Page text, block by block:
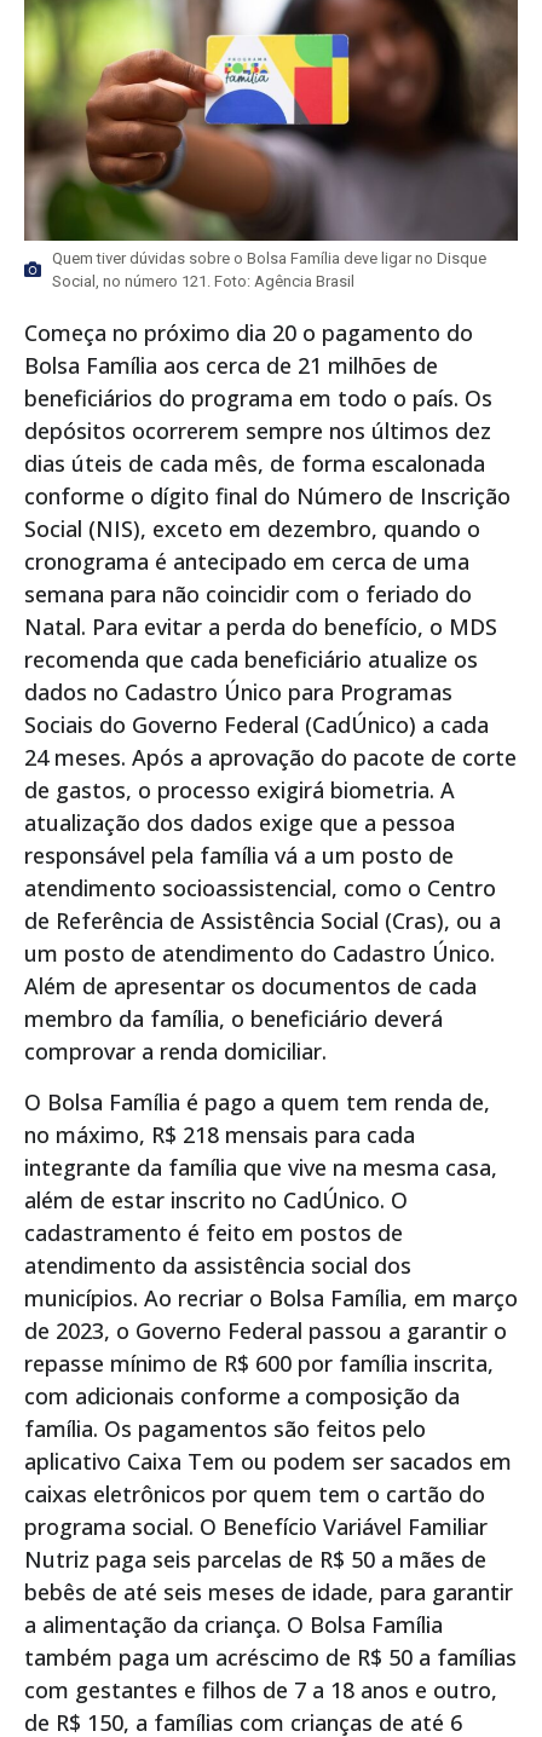
Quem tiver dúvidas sobre o Bolsa Família deve ligar no Disque
Social, no número 121. Foto: Agência Brasil
Começa no próximo dia 20 o pagamento do
Bolsa Família aos cerca de 21 milhões de
beneficiários do programa em todo o país. Os
depósitos ocorrerem sempre nos últimos dez
dias úteis de cada mês, de forma escalonada
conforme o dígito final do Número de Inscrição
Social (NIS), exceto em dezembro, quando o
cronograma é antecipado em cerca de uma
semana para não coincidir com o feriado do
Natal. Para evitar a perda do benefício, o MDS
recomenda que cada beneficiário atualize os
dados no Cadastro Único para Programas
Sociais do Governo Federal (CadÚnico) a cada
24 meses. Após a aprovação do pacote de corte
de gastos, o processo exigirá biometria. A
atualização dos dados exige que a pessoa
responsável pela família vá a um posto de
atendimento socioassistencial, como o Centro
de Referência de Assistência Social (Cras), ou a
um posto de atendimento do Cadastro Único.
Além de apresentar os documentos de cada
membro da família, o beneficiário deverá
comprovar a renda domiciliar.
O Bolsa Família é pago a quem tem renda de,
no máximo, R$ 218 mensais para cada
integrante da família que vive na mesma casa,
além de estar inscrito no CadÚnico. O
cadastramento é feito em postos de
atendimento da assistência social dos
municípios. Ao recriar o Bolsa Família, em março
de 2023, o Governo Federal passou a garantir o
repasse mínimo de R$ 600 por família inscrita,
com adicionais conforme a composição da
família. Os pagamentos são feitos pelo
aplicativo Caixa Tem ou podem ser sacados em
caixas eletrônicos por quem tem o cartão do
programa social. O Benefício Variável Familiar
Nutriz paga seis parcelas de R$ 50 a mães de
bebês de até seis meses de idade, para garantir
a alimentação da criança. O Bolsa Família
também paga um acréscimo de R$ 50 a famílias
com gestantes e filhos de 7 a 18 anos e outro,
de R$ 150, a famílias com crianças de até 6